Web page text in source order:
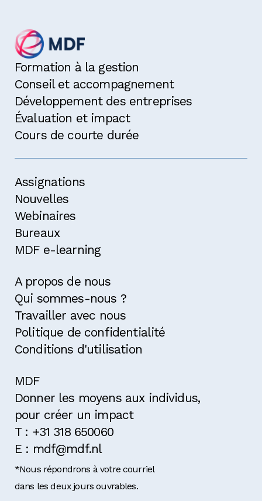
Formation à la gestion
Conseil et accompagnement
Développement des entreprises
Évaluation et impact
Cours de courte durée
Assignations
Nouvelles
Webinaires
Bureaux
MDF e-learning
A propos de nous
Qui sommes-nous ?
Travailler avec nous
Politique de confidentialité
Conditions d'utilisation
MDF
Donner les moyens aux individus,
pour créer un impact
T : +31 318 650060
E : mdf@mdf.nl
*Nous répondrons à votre courriel
dans les deux jours ouvrables.